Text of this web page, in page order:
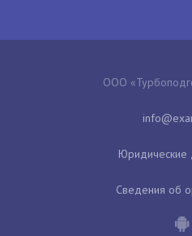
ООО
Юридические
Сведения об